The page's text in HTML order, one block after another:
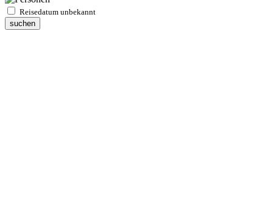
Reisedatum unbekannt
suchen